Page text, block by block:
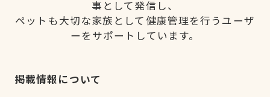
事として発信し、
ペットも大切な家族として健康管理を行うユーザ
ーをサポートしています。
掲載情報について